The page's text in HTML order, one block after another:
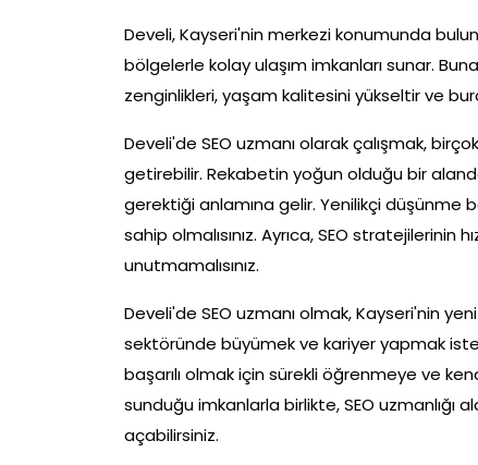
Develi, Kayseri'nin merkezi konumunda
bölgelerle kolay ulaşım imkanları sunar.
zenginlikleri, yaşam kalitesini yükseltir ve
Develi'de SEO uzmanı olarak çalışmak,
getirebilir. Rekabetin yoğun olduğu bir
gerektiği anlamına gelir. Yenilikçi düşünme
sahip olmalısınız. Ayrıca, SEO stratejilerinin
unutmamalısınız.
Develi'de SEO uzmanı olmak, Kayseri'nin
sektöründe büyümek ve kariyer yapmak
başarılı olmak için sürekli öğrenmeye ve
sunduğu imkanlarla birlikte, SEO uzmanlığı
açabilirsiniz.